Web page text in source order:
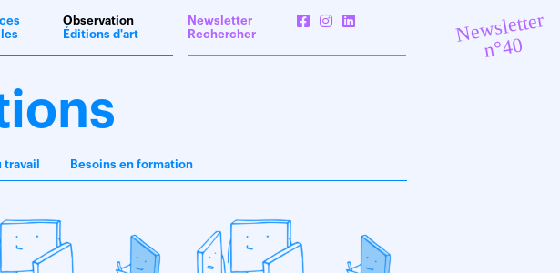
Newsletter
n°40
Observation
Éditions d'art
Newsletter
Rechercher
Besoins en formation